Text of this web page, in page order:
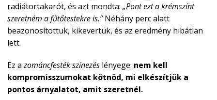
radiátortakarót, és azt mondta: „Pont ezt a krémszínt
szeretném a fűtőtestekre is.”Néhány perc alatt
beazonosítottuk, kikevertük, és az eredmény hibátlan
lett.
Ez azománcfesték színezés lényege: nem kell
kompromisszumokat kötnöd, mi elkészítjük a
pontos árnyalatot, amit szeretnél.